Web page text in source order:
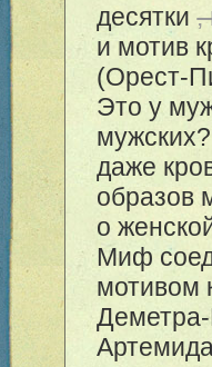
десятки,
и мотив
(Орест-
Это у
даже
образов
о
Миф
мотивом